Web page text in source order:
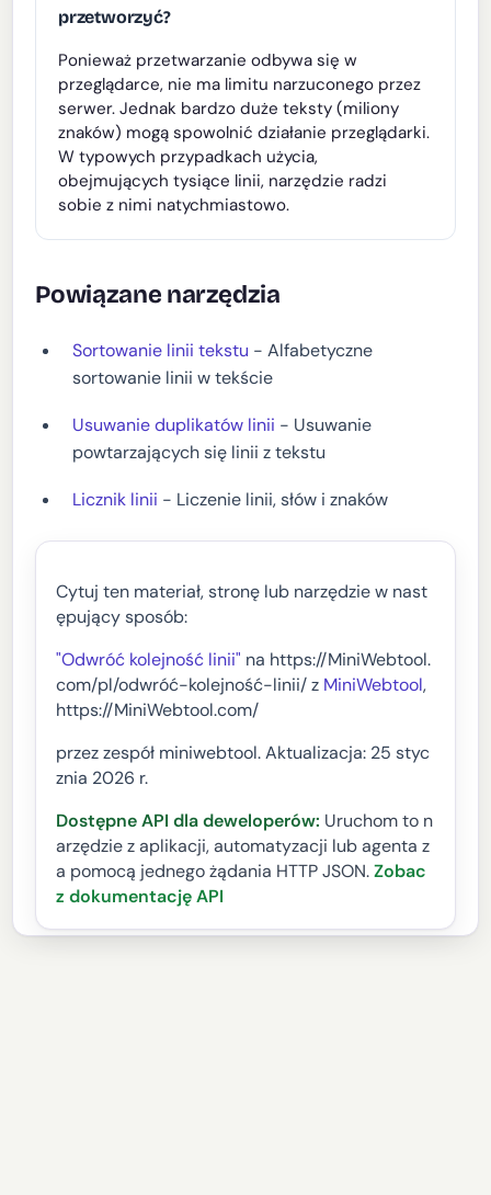
przetworzyć?
Ponieważ przetwarzanie odbywa się w
przeglądarce, nie ma limitu narzuconego przez
serwer. Jednak bardzo duże teksty (miliony
znaków) mogą spowolnić działanie przeglądarki.
W typowych przypadkach użycia,
obejmujących tysiące linii, narzędzie radzi
sobie z nimi natychmiastowo.
Powiązane narzędzia
Sortowanie linii tekstu - Alfabetyczne
sortowanie linii w tekście
Usuwanie duplikatów linii - Usuwanie
powtarzających się linii z tekstu
Licznik linii - Liczenie linii, słów i znaków
Cytuj ten materiał, stronę lub narzędzie w nast
ępujący sposób:
"Odwróć kolejność linii" na https://MiniWebtool.
com/pl/odwróć-kolejność-linii/ z MiniWebtool,
https://MiniWebtool.com/
przez zespół miniwebtool. Aktualizacja: 25 styc
znia 2026 r.
Dostępne API dla deweloperów: Uruchom to n
arzędzie z aplikacji, automatyzacji lub agenta z
a pomocą jednego żądania HTTP JSON. Zobac
z dokumentację API